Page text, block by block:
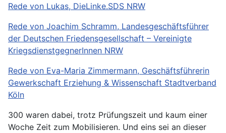
Rede von Lukas, DieLinke.SDS NRW
Rede von Joachim Schramm, Landesgeschäftsführer
der Deutschen Friedensgesellschaft – Vereinigte
KriegsdienstgegnerInnen NRW
Rede von Eva-Maria Zimmermann, Geschäftsführerin
Gewerkschaft Erziehung & Wissenschaft Stadtverband
Köln
300 waren dabei, trotz Prüfungszeit und kaum einer
Woche Zeit zum Mobilisieren. Und eins sei an dieser